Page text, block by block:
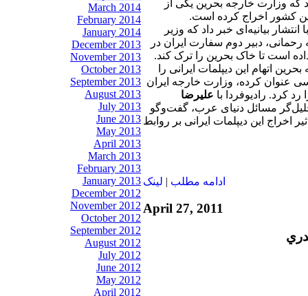
March 2014
February 2014
January 2014
December 2013
November 2013
October 2013
September 2013
August 2013
July 2013
June 2013
May 2013
April 2013
March 2013
February 2013
January 2013
December 2012
November 2012
October 2012
September 2012
August 2012
July 2012
June 2012
May 2012
April 2012
که وزارت خارجه بحرین یکی از
این کشور اخراج کرده است.
بیانیه‌ای خبر داد که وزیر
دبیر دوم سفارت ایران در
داده است تا خاک بحرین را ترک کند.
اتهام این دیپلمات ایرانی را
عنوان کرده، وزارت خارجه ایران
کرد. رادیوفردا با علیرضا
مسائل دنیای عرب، گفت‌وگو
اخراج این دیپلمات ایرانی بر روابط
ادامه مطلب | لينک
April 27, 2011